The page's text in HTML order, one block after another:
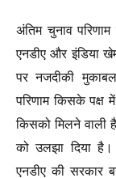
अंतिम चुनाव
एनडीए और इंडिया
पर नजदीकी
परिणाम किसके पक्ष
किसको मिलने वाली
को उलझा दिया
एनडीए की सरकार